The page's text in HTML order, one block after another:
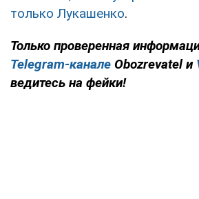
только Лукашенко.
Только проверенная
Telegram-канале Obozrevatel и
ведитесь на фейки!